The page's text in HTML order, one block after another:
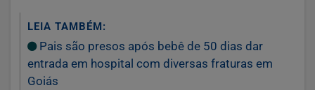
LEIA TAMBÉM:
Pais são presos após bebê de 50 dias dar
entrada em hospital com diversas fraturas em
Goiás